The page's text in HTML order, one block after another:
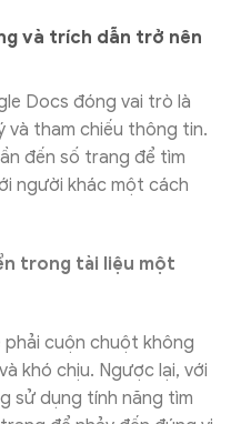
và trích dẫn trở nên
Docs đóng vai trò là
và tham chiếu thông tin.
đến số trang để tìm
người khác một cách
trong tài liệu một
cuộn chuột không
khó chịu. Ngược lại, với
sử dụng tính năng tìm